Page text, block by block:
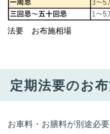
法要 お布施相場
定期法要のお
お車料・お膳料が別途必